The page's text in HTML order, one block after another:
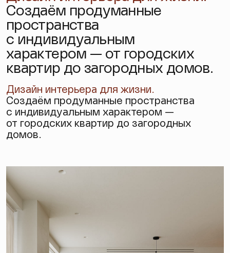
Создаём продуманные
пространства
с индивидуальным
характером — от городских
квартир до загородных домов.
Дизайн интерьера для жизни.
Создаём продуманные пространства
с индивидуальным характером —
от городских квартир до загородных
домов.